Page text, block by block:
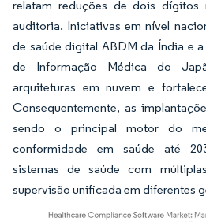
relatam reduções de dois
auditoria. Iniciativas em nível
de saúde digital ABDM da Índia e
de Informação Médica do
arquiteturas em nuvem e
Consequentemente, as
sendo o principal motor do
conformidade em saúde até
sistemas de saúde com
supervisão unificada em diferentes